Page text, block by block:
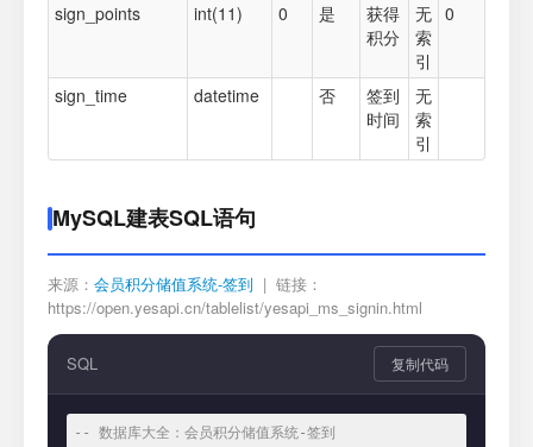
sign_points int(11) 0 是
获得
积分
无
索
引
0
sign_time datetime 否
签到
时间
无
索
引
MySQL建表SQL语句
来源： 会员积分储值系统-签到 | 链接：
https://open.yesapi.cn/tablelist/yesapi_ms_signin.html
SQL 复制代码
-- 数据库大全：会员积分储值系统-签到